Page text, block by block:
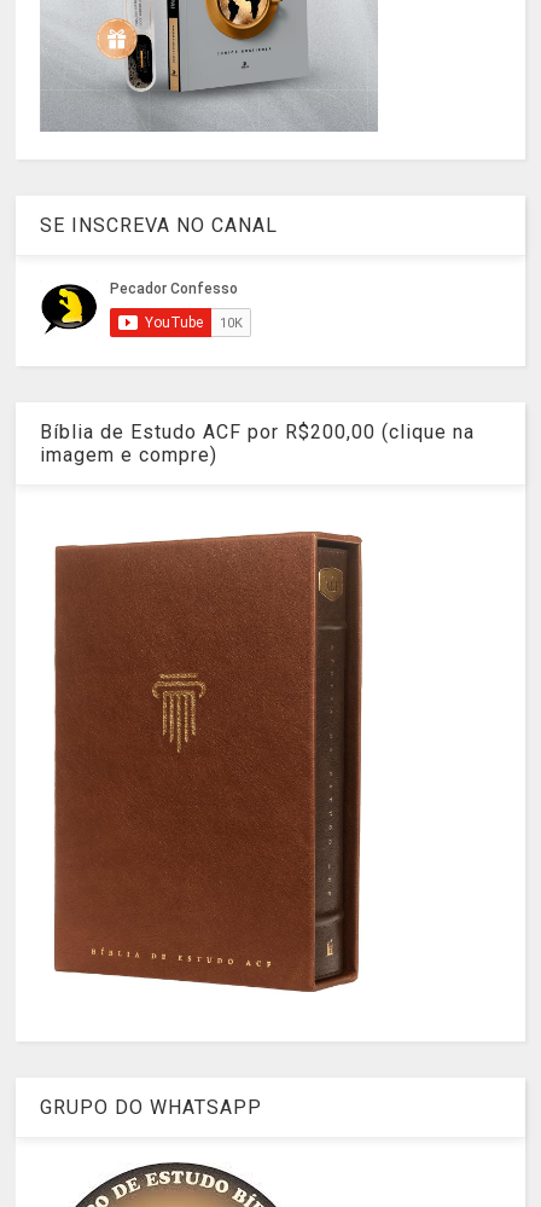
SE INSCREVA NO CANAL
Bíblia de Estudo ACF por R$200,00 (clique na
imagem e compre)
GRUPO DO WHATSAPP